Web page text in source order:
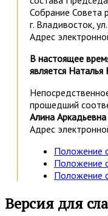
Собрание Совета
г. Владивосток,
Адрес
В настоящее
является
прошедший
Алина
Адрес
Положение
Положение
Положение
Основная
Версия для